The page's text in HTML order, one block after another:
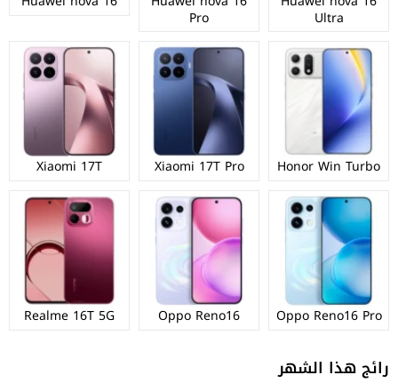
Ultra
Pro
Honor Win Turbo
Xiaomi 17T Pro
Xiaomi 17T
Oppo Reno16 Pro
Oppo Reno16
Realme 16T 5G
رائج هذا الشهر